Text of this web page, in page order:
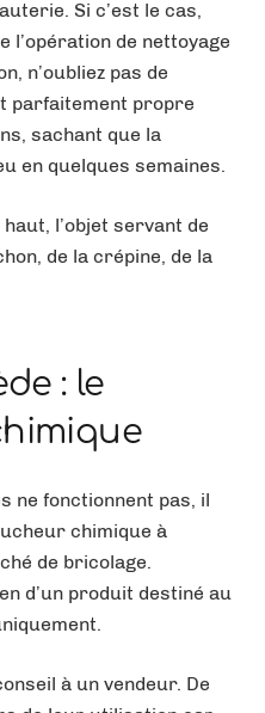
Si c’est le cas,
l’opération de nettoyage
n’oubliez pas de
parfaitement propre
sachant que la
en quelques semaines.
l’objet servant de
de la crépine, de la
: le
ne fonctionnent pas, il
chimique à
de bricolage.
d’un produit destiné au
à un vendeur. De